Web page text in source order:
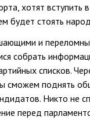
хотят вступить
будет стоять
и
собрать
списков.
сможем поднять
Никто не
перед